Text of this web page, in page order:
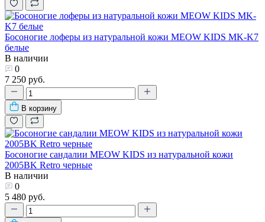
Босоногие лоферы из натуральной кожи MEOW KIDS MK-K7
белые
В наличии
0
7 250 руб.
В корзину
Босоногие сандалии MEOW KIDS из натуральной кожи
2005BK Retro черные
В наличии
0
5 480 руб.